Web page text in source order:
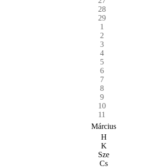
28
29
1
2
3
4
5
6
7
8
9
10
11
Március
H
K
Sze
Cs